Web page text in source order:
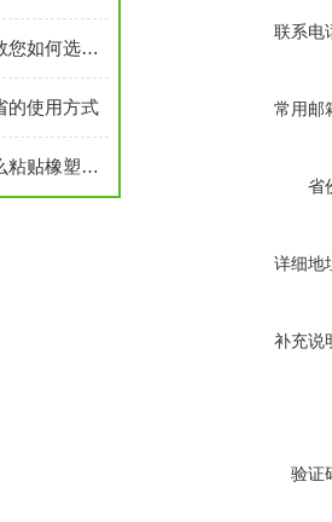
裕美斯橡塑生产厂家教您如何选购质量好的保温胶水
的使用方式
环保型保温胶水是怎么粘贴橡塑保温材料的？
联系电
常用邮
省
详细地
补充说
验证